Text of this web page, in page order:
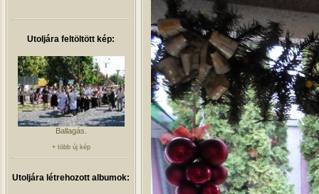
Utoljára feltöltött kép:
Ballagás.
+ több új kép
Utoljára létrehozott albumok: